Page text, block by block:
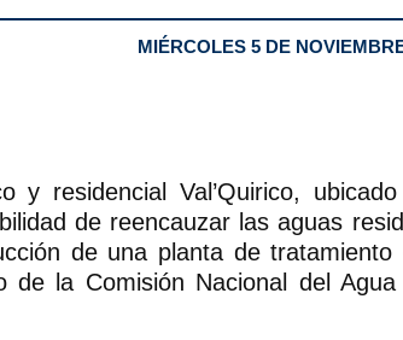
MIÉRCOLES 5 DE
y residencial Val’Quirico,
de reencauzar las aguas
de una planta de
de la Comisión Nacional del